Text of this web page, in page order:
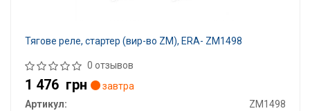
Тягове реле, стартер (вир-во ZM), ERA- ZM1498
0 отзывов
1 476 грн
завтра
Артикул:
ZM1498